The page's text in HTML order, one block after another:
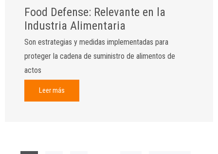
Food Defense: Relevante en la
Industria Alimentaria
Son estrategias y medidas implementadas para
proteger la cadena de suministro de alimentos de
actos
Leer más